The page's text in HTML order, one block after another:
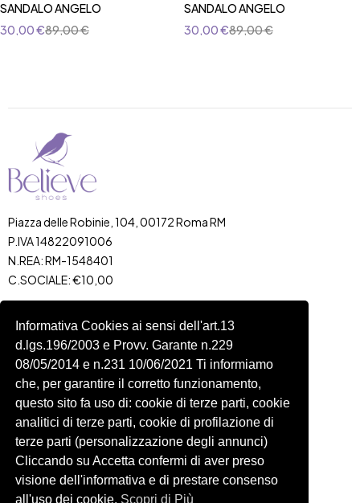
Informativa Cookies ai sensi dell'art.13
d.lgs.196/2003 e Provv. Garante n.229
08/05/2014 e n.231 10/06/2021 Ti informiamo
che, per garantire il corretto funzionamento,
questo sito fa uso di: cookie di terze parti, cookie
analitici di terze parti, cookie di profilazione di
terze parti (personalizzazione degli annunci)
Cliccando su Accetta confermi di aver preso
visione dell'informativa e di prestare consenso
all'uso dei cookie. Scopri di Più
SANDALO ANGELO
89,00€
30,00€
SANDALO ANGELO
89,00€
30,00€
Piazza delle Robinie, 104, 00172 Roma RM
P.IVA 14822091006
N.REA: RM-1548401
C.SOCIALE: €10,00
334 918 4321
Shop
Shop
Donna
Bambini
Accessori
Account
Carrello
Profilo
Ordini
Wishlist
Spedizioni e Resi
Seguici